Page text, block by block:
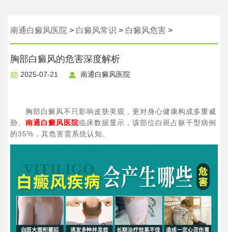
南通白癜风医院 > 白癜风常识 > 白癜风危害 >
​胸部白癜风的危害深度解析​
2025-07-21 南通白癜风医院
胸部白癜风不只影响皮肤美观，更对身心健康构成多重威
胁。 南通白癜风医院临床数据显示，该部位白斑占躯干型病例
的35%，其危害需系统认知。